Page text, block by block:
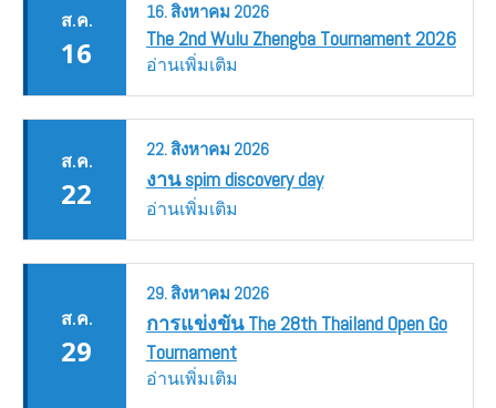
ส.ค.
16
16.สิงหาคม 2026
The 2nd Wulu Zhengba Tournament 2026
อ่านเพิ่มเติม
ส.ค.
22
22.สิงหาคม 2026
งาน spim discovery day
อ่านเพิ่มเติม
ส.ค.
29
29.สิงหาคม 2026
การแข่งขัน The 28th Thailand Open Go
Tournament
อ่านเพิ่มเติม